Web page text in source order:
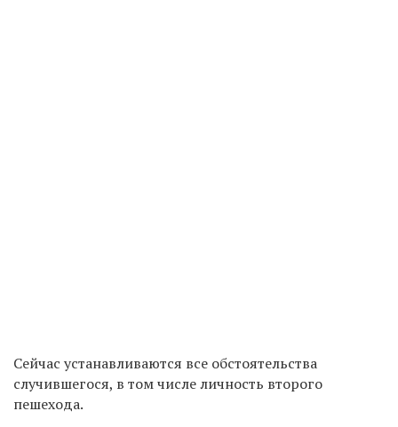
Сейчас устанавливаются все обстоятельства
случившегося, в том числе личность второго
пешехода.